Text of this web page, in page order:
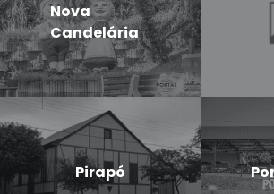
Nova
Candelária
Pirapó